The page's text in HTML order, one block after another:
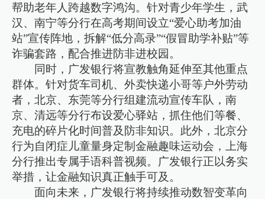
帮助老年人跨越数字鸿沟。针对青少年学生，武
汉、南宁等分行在高考期间设立“爱心助考加油
站”宣传阵地，拆解“低分高录”“假冒助学补贴”等
诈骗套路，配合推进防非进校园。
同时，广发银行将宣教触角延伸至其他重点
群体。针对货车司机、外卖快递小哥等户外劳动
者，北京、东莞等分行组建流动宣传车队，南
京、清远等分行布设爱心驿站，抓住他们等餐、
充电的碎片化时间普及防非知识。此外，北京分
行为自闭症儿童量身定制金融趣味运动会，上海
分行推出专属手语科普视频。广发银行正以务实
举措，让金融知识真正触手可及。
面向未来，广发银行将持续推动数智变革向